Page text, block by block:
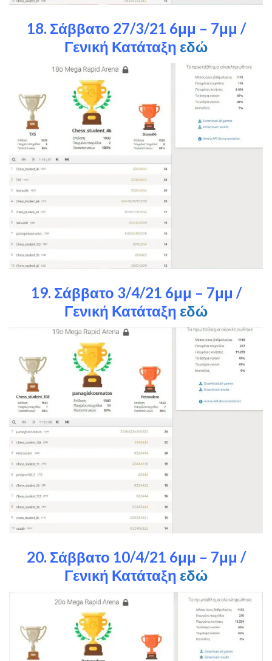
18. Σάββατο 27/3/21 6μμ – 7μμ /
Γενική Κατάταξη εδώ
19. Σάββατο 3/4/21 6μμ – 7μμ /
Γενική Κατάταξη εδώ
20. Σάββατο 10/4/21 6μμ – 7μμ /
Γενική Κατάταξη εδώ